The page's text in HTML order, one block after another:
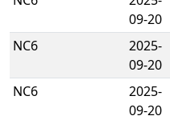
09-20
NC6
2025-
09-20
NC6
2025-
09-20